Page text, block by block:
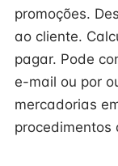
promoções.
ao cliente.
pagar. Pode
e-mail ou por
mercadorias
procedimentos